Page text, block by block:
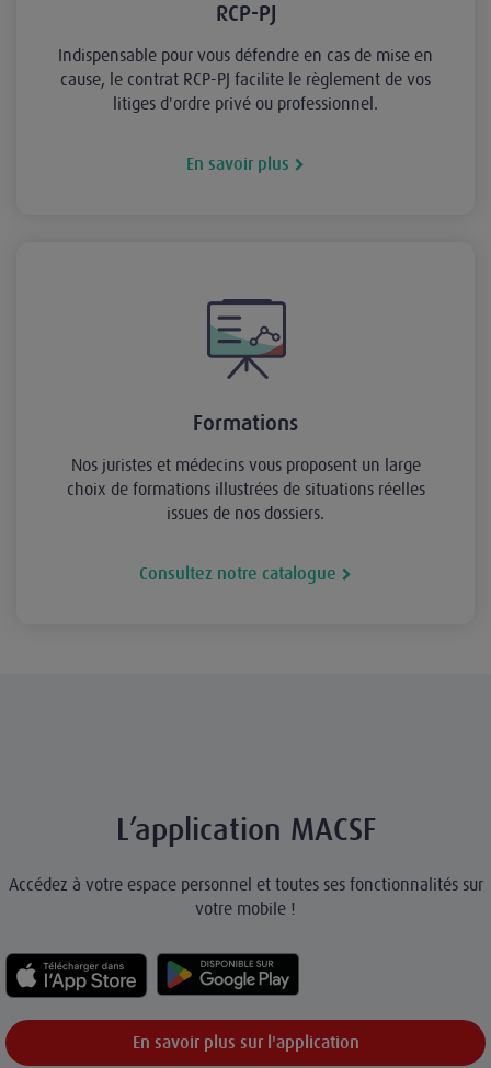
RCP-PJ
Indispensable pour vous défendre en cas de mise en
cause, le contrat RCP-PJ facilite le règlement de vos
litiges d'ordre privé ou professionnel.
En savoir plus
Formations
Nos juristes et médecins vous proposent un large
choix de formations illustrées de situations réelles
issues de nos dossiers.
Consultez notre catalogue
L’application MACSF
Accédez à votre espace personnel et toutes ses fonctionnalités sur
votre mobile !
En savoir plus sur l'application